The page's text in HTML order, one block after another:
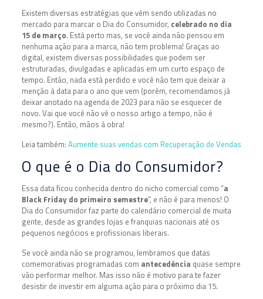
Existem diversas estratégias que vêm sendo utilizadas no
mercado para marcar o Dia do Consumidor, celebrado no dia
15 de março. Está perto mas, se você ainda não pensou em
nenhuma ação para a marca, não tem problema! Graças ao
digital, existem diversas possibilidades que podem ser
estruturadas, divulgadas e aplicadas em um curto espaço de
tempo. Então, nada está perdido e você não tem que deixar a
menção à data para o ano que vem (porém, recomendamos já
deixar anotado na agenda de 2023 para não se esquecer de
novo. Vai que você não vê o nosso artigo a tempo, não é
mesmo?). Então, mãos à obra!
Leia também: Aumente suas vendas com Recuperação de Vendas
O que é o Dia do Consumidor?
Essa data ficou conhecida dentro do nicho comercial como “a
Black Friday do primeiro semestre”, e não é para menos! O
Dia do Consumidor faz parte do calendário comercial de muita
gente, desde as grandes lojas e franquias nacionais até os
pequenos negócios e profissionais liberais.
Se você ainda não se programou, lembramos que datas
comemorativas programadas com antecedência quase sempre
vão performar melhor. Mas isso não é motivo para te fazer
desistir de investir em alguma ação para o próximo dia 15.